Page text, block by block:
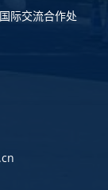
际交流合作处